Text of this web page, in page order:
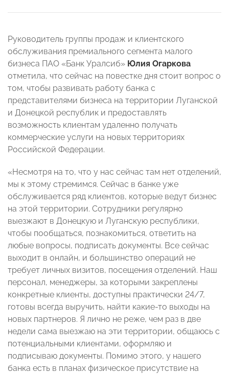
Руководитель группы продаж и клиентского
обслуживания премиального сегмента малого
бизнеса ПАО «Банк Уралсиб» Юлия Огаркова
отметила, что сейчас на повестке дня стоит вопрос о
том, чтобы развивать работу банка с
представителями бизнеса на территории Луганской
и Донецкой республик и предоставлять
возможность клиентам удаленно получать
коммерческие услуги на новых территориях
Российской Федерации.
«Несмотря на то, что у нас сейчас там нет отделений,
мы к этому стремимся. Сейчас в банке уже
обслуживается ряд клиентов, которые ведут бизнес
на этой территории. Сотрудники регулярно
выезжают в Донецкую и Луганскую республики,
чтобы пообщаться, познакомиться, ответить на
любые вопросы, подписать документы. Все сейчас
выходит в онлайн, и большинство операций не
требует личных визитов, посещения отделений. Наш
персонал, менеджеры, за которыми закреплены
конкретные клиенты, доступны практически 24/7,
готовы всегда выручить, найти какие-то выходы на
новых партнеров. Я лично не реже, чем раз в две
недели сама выезжаю на эти территории, общаюсь с
потенциальными клиентами, оформляю и
подписываю документы. Помимо этого, у нашего
банка есть в планах физическое присутствие на